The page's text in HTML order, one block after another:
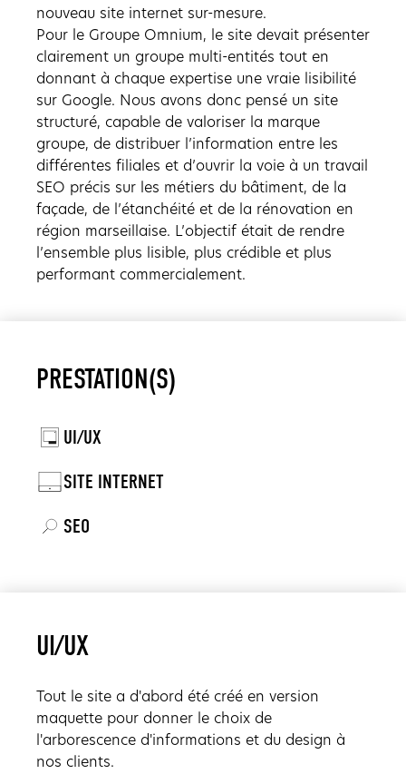
nouveau site internet sur-mesure.
Pour le Groupe Omnium, le site devait présenter
clairement un groupe multi-entités tout en
donnant à chaque expertise une vraie lisibilité
sur Google. Nous avons donc pensé un site
structuré, capable de valoriser la marque
groupe, de distribuer l’information entre les
différentes filiales et d’ouvrir la voie à un travail
SEO précis sur les métiers du bâtiment, de la
façade, de l’étanchéité et de la rénovation en
région marseillaise. L’objectif était de rendre
l’ensemble plus lisible, plus crédible et plus
performant commercialement.
PRESTATION(S)
UI/UX
SITE INTERNET
SEO
UI/UX
Tout le site a d'abord été créé en version
maquette pour donner le choix de
l'arborescence d'informations et du design à
nos clients.